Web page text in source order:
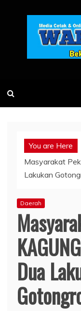
You are Here
Masyarakat
Lakukan
Daerah
Dua